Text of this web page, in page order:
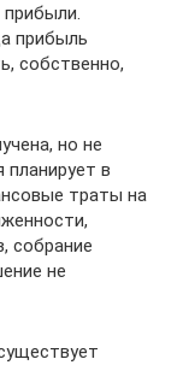
прибыль
собственно,
но не
в
траты на
собрание
не